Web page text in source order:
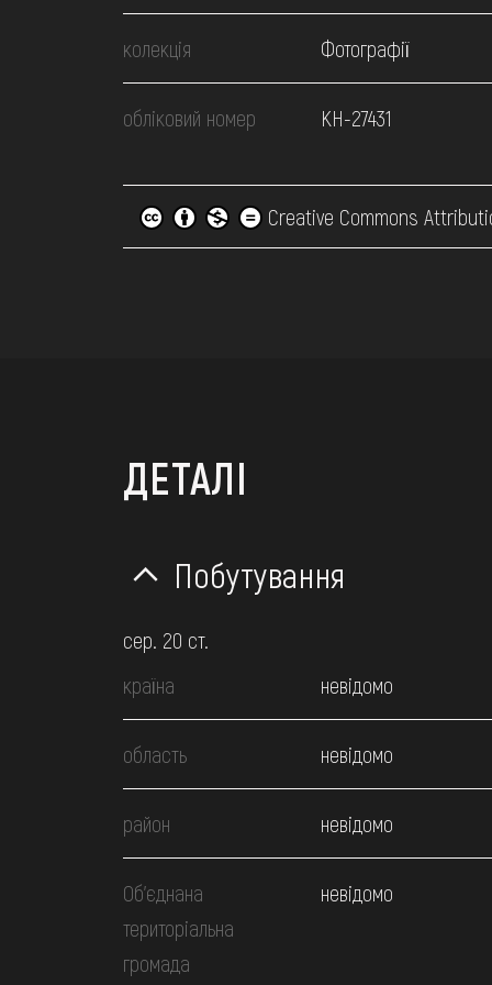
колекція Фотографії
обліковий номер КН-27431
Creative Commons
ДЕТАЛІ
Побутування
сер. 20 ст.
країна
невідомо
область невідомо
район невідомо
Об’єднана
територіальна
громада
невідомо